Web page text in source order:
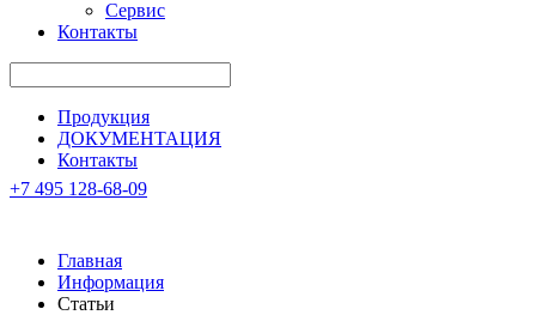
Сервис
Контакты
Продукция
ДОКУМЕНТАЦИЯ
Контакты
+7 495 128-68-09
Главная
Информация
Статьи